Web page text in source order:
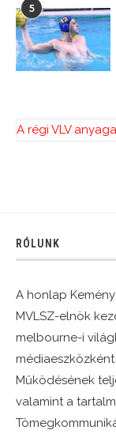
5
A régi VLV
RÓLUNK
A honlap
MVLSZ-elnök
melbourne-i
Működésének
valamint a